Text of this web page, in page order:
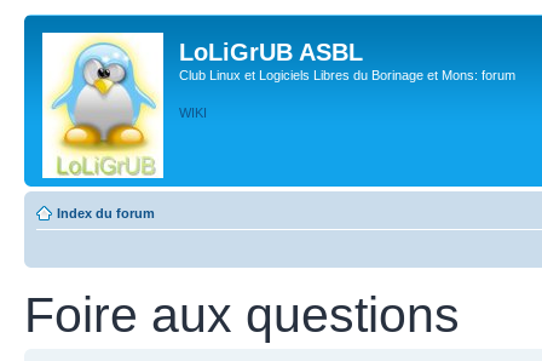
LoLiGrUB ASBL
Club Linux et Logiciels Libres du Borinage et Mons: forum
WIKI
Index du forum
Foire aux questions